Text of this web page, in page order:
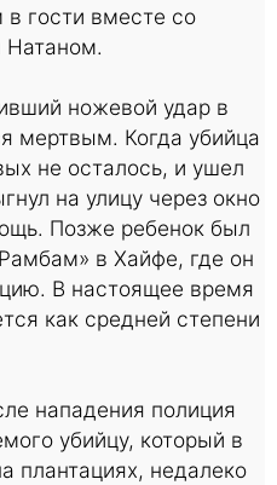
гости вместе со
ножевой удар в
мертвым. Когда убийца
не осталось, и ушел
на улицу через окно
Позже ребенок был
в Хайфе, где он
В настоящее время
как средней степени
нападения полиция
убийцу, который в
плантациях, недалеко